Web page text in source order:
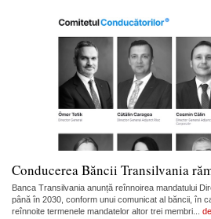
Conducerea Băncii Transilvania
Banca Transilvania anunță reînnoirea mandatului
până în 2030, conform unui comunicat al băncii, în
reînnoite termenele mandatelor altor trei membri...